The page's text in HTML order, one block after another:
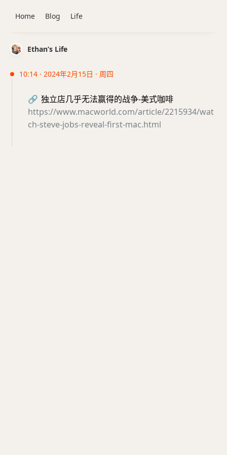
Ethan’s Life
10:14 · 2024年2月15日 · 周四
🔗 独立店几乎无法赢得的战争-美式咖啡
https://www.macworld.com/article/2215934/wat
ch-steve-jobs-reveal-first-mac.html
Home Blog Life